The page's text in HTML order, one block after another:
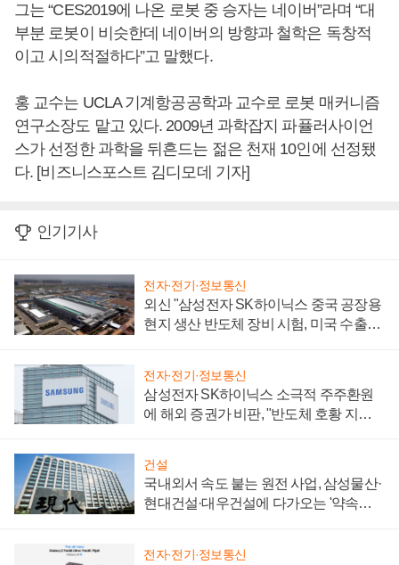
그는 “CES2019에 나온 로봇 중 승자는 네이버”라며 “대
부분 로봇이 비슷한데 네이버의 방향과 철학은 독창적
이고 시의적절하다”고 말했다.
홍 교수는 UCLA 기계항공공학과 교수로 로봇 매커니즘
연구소장도 맡고 있다. 2009년 과학잡지 파퓰러사이언
스가 선정한 과학을 뒤흔드는 젊은 천재 10인에 선정됐
다. [비즈니스포스트 김디모데 기자]
인기기사
전자·전기·정보통신
외신 "삼성전자 SK하이닉스 중국 공장용
현지 생산 반도체 장비 시험, 미국 수출통
전자·전기·정보통신
삼성전자 SK하이닉스 소극적 주주환원
에 해외 증권가 비판, "반도체 호황 지속
건설
국내외서 속도 붙는 원전 사업, 삼성물산·
현대건설·대우건설에 다가오는 '약속의
전자·전기·정보통신